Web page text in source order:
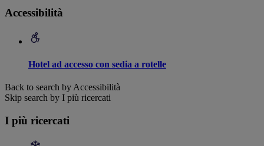
Accessibilità
Hotel ad accesso con sedia a rotelle
Back to search by Accessibilità
Skip search by I più ricercati
I più ricercati